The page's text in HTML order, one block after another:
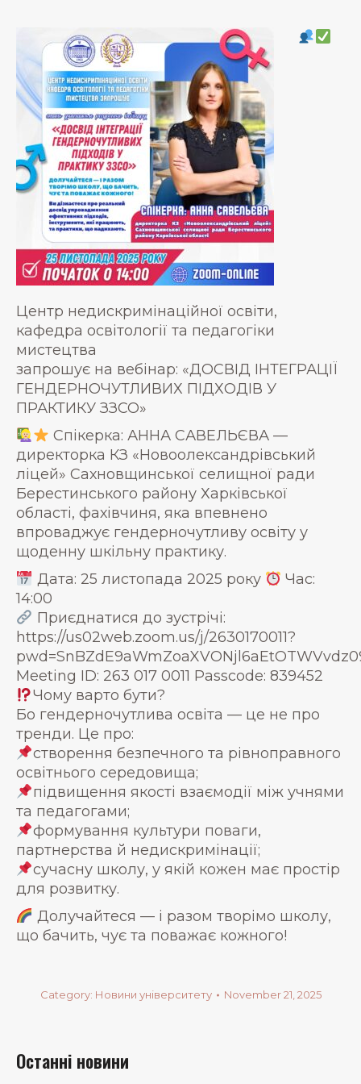
Центр недискримінаційної освіти,
кафедра освітології та педагогіки
мистецтва
запрошує на вебінар: «ДОСВІД ІНТЕГРАЦІЇ
ГЕНДЕРНОЧУТЛИВИХ ПІДХОДІВ У
ПРАКТИКУ ЗЗСО»
Спікерка: АННА САВЕЛЬЄВА —
директорка КЗ «Новоолександрівський
ліцей» Сахновщинської селищної ради
Берестинського району Харківської
області, фахівчиня, яка впевнено
впроваджує гендерночутливу освіту у
щоденну шкільну практику.
Дата: 25 листопада 2025 року
Час:
14:00
Приєднатися до зустрічі:
https://us02web.zoom.us/j/2630170011?
Meeting ID: 263 017 0011 Passcode: 839452
Чому варто бути?
Бо гендерночутлива освіта — це не про
тренди. Це про:
створення безпечного та рівноправного
освітнього середовища;
підвищення якості взаємодії між учнями
та педагогами;
формування культури поваги,
партнерства й недискримінації;
сучасну школу, у якій кожен має простір
для розвитку.
Долучайтеся — і разом творімо школу,
що бачить, чує та поважає кожного!
Category: Новини університету November 21, 2025
Останні новини